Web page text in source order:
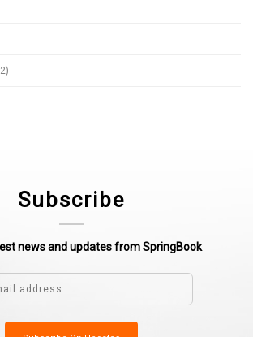
Subscribe
news and updates from SpringBook